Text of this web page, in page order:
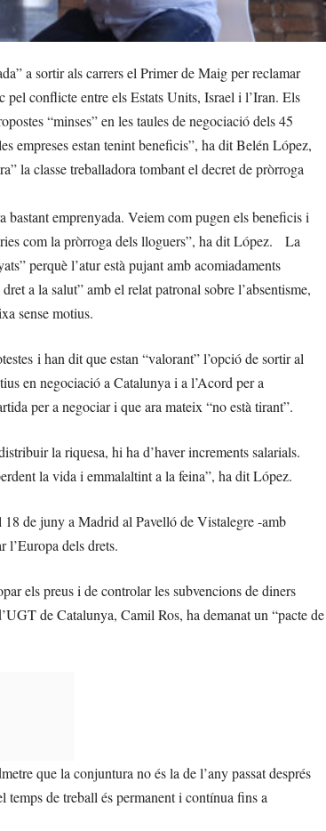
a sortir als carrers el Primer de Maig per reclamar
pel conflicte entre els Estats Units, Israel i l’Iran. Els
“minses” en les taules de negociació dels 45
empreses estan tenint beneficis”, ha dit Belén López,
la classe treballadora tombant el decret de pròrroga
emprenyada. Veiem com pugen els beneficis i
com la pròrroga dels lloguers”, ha dit López. La
perquè l’atur està pujant amb acomiadaments
a la salut” amb el relat patronal sobre l’absentisme,
sense motius.
i han dit que estan “valorant” l’opció de sortir al
en negociació a Catalunya i a l’Acord per a
per a negociar i que ara mateix “no està tirant”.
la riquesa, hi ha d’haver increments salarials.
la vida i emmalaltint a la feina”, ha dit López.
de juny a Madrid al Pavelló de Vistalegre -amb
l’Europa dels drets.
els preus i de controlar les subvencions de diners
de Catalunya, Camil Ros, ha demanat un “pacte de
que la conjuntura no és la de l’any passat després
temps de treball és permanent i contínua fins a